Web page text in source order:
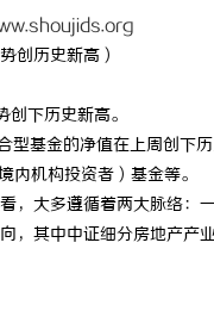
创历史新高）
下历史新高。
基金的净值在上周创下
机构投资者）基金等。
，大多遵循着两大脉络
，其中中证细分房地产